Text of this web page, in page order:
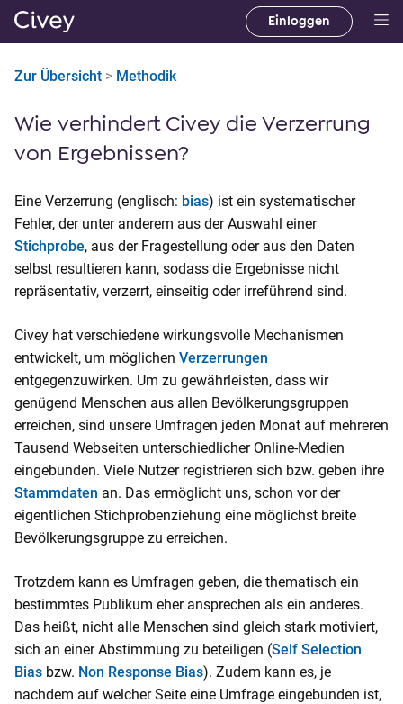
u
t
i
a
a
n
o
t
n
Einloggen
Zur Übersicht > Methodik
Wie verhindert Civey die Verzerrung
von Ergebnissen?
Eine Verzerrung (englisch: bias) ist ein systematischer
Fehler, der unter anderem aus der Auswahl einer
Stichprobe, aus der Fragestellung oder aus den Daten
selbst resultieren kann, sodass die Ergebnisse nicht
repräsentativ, verzerrt, einseitig oder irreführend sind.
Civey hat verschiedene wirkungsvolle Mechanismen
entwickelt, um möglichen Verzerrungen
entgegenzuwirken. Um zu gewährleisten, dass wir
genügend Menschen aus allen Bevölkerungsgruppen
erreichen, sind unsere Umfragen jeden Monat auf mehreren
Tausend Webseiten unterschiedlicher Online-Medien
eingebunden. Viele Nutzer registrieren sich bzw. geben ihre
Stammdaten an. Das ermöglicht uns, schon vor der
eigentlichen Stichprobenziehung eine möglichst breite
Bevölkerungsgruppe zu erreichen.
Trotzdem kann es Umfragen geben, die thematisch ein
bestimmtes Publikum eher ansprechen als ein anderes.
Das heißt, nicht alle Menschen sind gleich stark motiviert,
sich an einer Abstimmung zu beteiligen (Self Selection
Bias bzw. Non Response Bias). Zudem kann es, je
nachdem auf welcher Seite eine Umfrage eingebunden ist,